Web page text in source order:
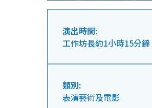
演出時間:
工作坊長約1小時15分鐘
類別:
表演藝術及電影